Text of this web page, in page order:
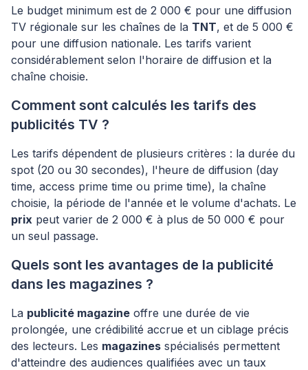
Le budget minimum est de 2 000 € pour une diffusion
TV régionale sur les chaînes de la TNT, et de 5 000 €
pour une diffusion nationale. Les tarifs varient
considérablement selon l'horaire de diffusion et la
chaîne choisie.
Comment sont calculés les tarifs des
publicités TV ?
Les tarifs dépendent de plusieurs critères : la durée du
spot (20 ou 30 secondes), l'heure de diffusion (day
time, access prime time ou prime time), la chaîne
choisie, la période de l'année et le volume d'achats. Le
prix peut varier de 2 000 € à plus de 50 000 € pour
un seul passage.
Quels sont les avantages de la publicité
dans les magazines ?
La publicité magazine offre une durée de vie
prolongée, une crédibilité accrue et un ciblage précis
des lecteurs. Les magazines spécialisés permettent
d'atteindre des audiences qualifiées avec un taux